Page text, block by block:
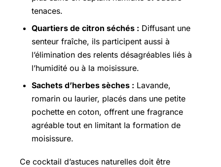
tenaces.
Quartiers de citron séchés : Diffusant une
senteur fraîche, ils participent aussi à
l’élimination des relents désagréables liés à
l’humidité ou à la moisissure.
Sachets d’herbes sèches : Lavande,
romarin ou laurier, placés dans une petite
pochette en coton, offrent une fragrance
agréable tout en limitant la formation de
moisissure.
Ce cocktail d’astuces naturelles doit être